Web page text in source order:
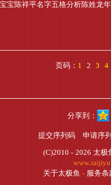
宝陈祥平名字五格分析陈姓龙
页码： 1 2 3 4
分享到：
提交序列码 申请序
(C)2010 - 2026 太极
关于太极鱼 - 服务条